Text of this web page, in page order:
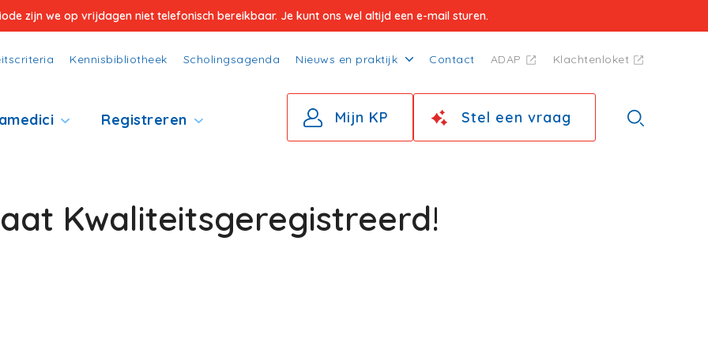
zijn we op vrijdagen niet telefonisch bereikbaar. Je kunt ons wel altijd een e-mail sturen.
Kennisbibliotheek Scholingsagenda Nieuws en praktijk Contact ADAP Klachtenloket
Registreren Mijn KP Stel een vraag
Kwaliteitsgeregistreerd!